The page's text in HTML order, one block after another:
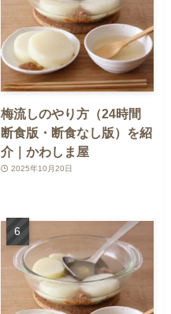
梅流しのやり方（24時間
断食版・断食なし版）を紹
介｜かわしま屋
2025年10月20日